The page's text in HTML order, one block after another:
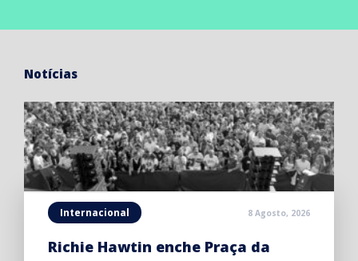
Notícias
Internacional 8 Agosto, 2026
Richie Hawtin enche Praça da